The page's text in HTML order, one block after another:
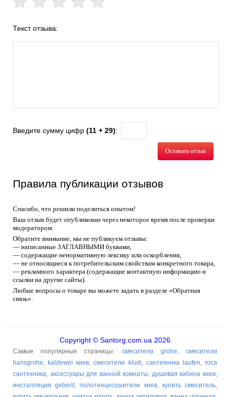
Текст отзыва:
Введите сумму цифр (11 + 29):
Оставить отзыв
Правила публикации отзывов
Спасибо, что решили поделиться опытом!
Ваш отзыв будет опубликован через некоторое время после проверки
модератором.
Обратите внимание, мы не публикуем отзывы:
— написанные ЗАГЛАВНЫМИ буквами,
— содержащие ненормативную лексику или оскорбления,
— не относящиеся к потребительским свойствам конкретного товара,
— рекламного характера (содержащие контактную информацию и
ссылки на другие сайты).
Любые вопросы о товаре вы можете задать в разделе «Обратная
связь».
Copyright © Santorg.com.ua 2026
Самые популярные страницы: смесители grohe,смесители
hansgrohe, kaldewei киев,смесители kludi, сантехника laufen,roca
сантехника, аксессуары для ванной комнаты, душевая кабина киев,
инсталляция geberit,полотенцесушители киев, купить смеситель,